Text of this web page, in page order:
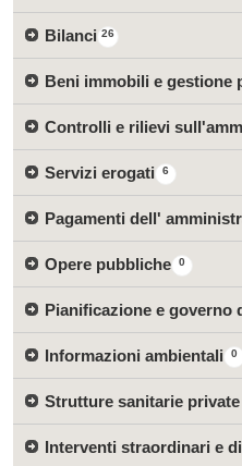
26
Bilanci
Beni immobili e gestione
Controlli e rilievi
6
Servizi erogati
Pagamenti dell'
0
Opere pubbliche
Pianificazione e governo
0
Informazioni ambientali
Strutture sanitarie
Interventi straordinari e